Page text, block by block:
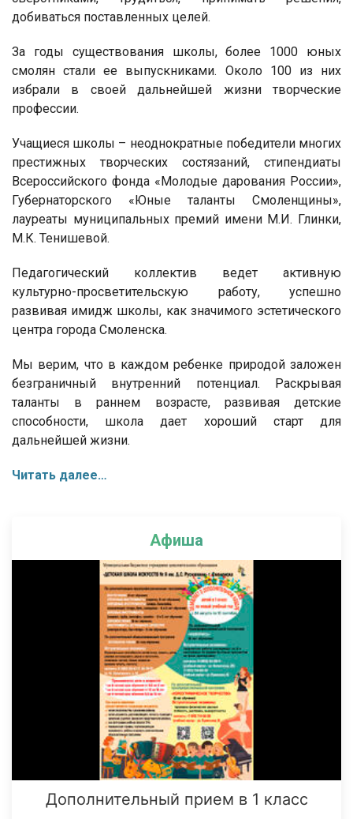
Афиша
Дополнительный прием в 1 класс
добиваться поставленных целей.
За годы существования школы, более 1000 юных
смолян стали ее выпускниками. Около 100 из них
избрали в своей дальнейшей жизни творческие
профессии.
Учащиеся школы – неоднократные победители многих
престижных творческих состязаний, стипендиаты
Всероссийского фонда «Молодые дарования России»,
Губернаторского «Юные таланты Смоленщины»,
лауреаты муниципальных премий имени М.И. Глинки,
М.К. Тенишевой.
Педагогический коллектив ведет активную
культурно-просветительскую работу, успешно
развивая имидж школы, как значимого эстетического
центра города Смоленска.
Мы верим, что в каждом ребенке природой заложен
безграничный внутренний потенциал. Раскрывая
таланты в раннем возрасте, развивая детские
способности, школа дает хороший старт для
дальнейшей жизни.
Читать далее…